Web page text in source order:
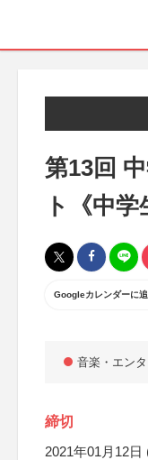
第13回
ト《中学
Googleカレンダーに
音楽・エン
締切
2021年01月12日